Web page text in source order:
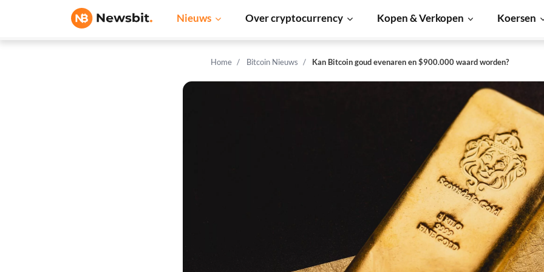
Nieuws Over cryptocurrency Kopen & Verkopen Koersen
Home Bitcoin Nieuws Kan Bitcoin goud evenaren en $900.000 waard worden?